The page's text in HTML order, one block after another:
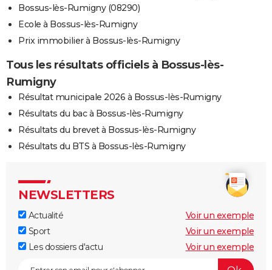
Bossus-lès-Rumigny (08290)
Ecole à Bossus-lès-Rumigny
Prix immobilier à Bossus-lès-Rumigny
Tous les résultats officiels à Bossus-lès-
Rumigny
Résultat municipale 2026 à Bossus-lès-Rumigny
Résultats du bac à Bossus-lès-Rumigny
Résultats du brevet à Bossus-lès-Rumigny
Résultats du BTS à Bossus-lès-Rumigny
NEWSLETTERS
Actualité
Voir un exemple
Sport
Voir un exemple
Les dossiers d'actu
Voir un exemple